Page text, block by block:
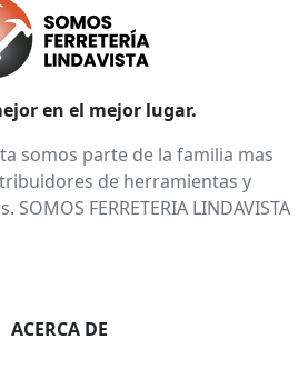
en el mejor lugar.
somos parte de la familia mas
de herramientas y
FERRETERIA LINDAVISTA
ACERCA DE